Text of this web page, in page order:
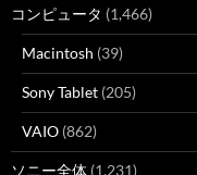
コンピュータ (1,466)
Macintosh (39)
Sony Tablet (205)
VAIO (862)
ソニー全体 (1,231)